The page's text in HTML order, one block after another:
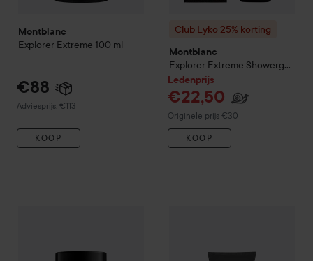
Montblanc
Explorer Extreme 100 ml
€88
Adviesprijs: €113
Aanbevolen prijs €113
KOOP
Club Lyko 25% korting
Montblanc
Explorer Extreme Showergel
150 ml
Ledenprijs
€22,50
Originele prijs €30
Normale prijs €30
KOOP